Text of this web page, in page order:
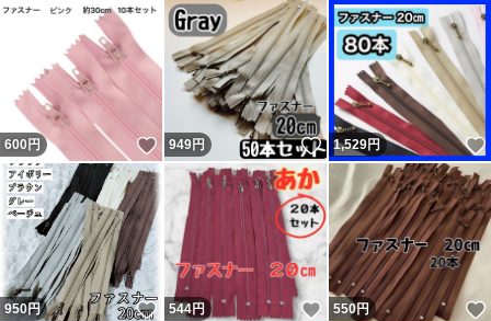
600 円 いいね！
949円 いいね！
1,529円
950円 いいね！
544円 いいね！
550円